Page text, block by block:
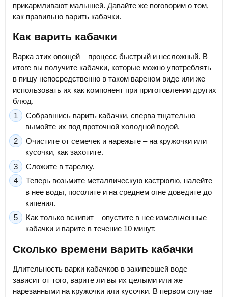
прикармливают малышей. Давайте же поговорим о том,
как правильно варить кабачки.
Как варить кабачки
Варка этих овощей – процесс быстрый и несложный. В
итоге вы получите кабачки, которые можно употреблять
в пищу непосредственно в таком вареном виде или же
использовать их как компонент при приготовлении других
блюд.
Собравшись варить кабачки, сперва тщательно
вымойте их под проточной холодной водой.
Очистите от семечек и нарежьте – на кружочки или
кусочки, как захотите.
Сложите в тарелку.
Теперь возьмите металлическую кастрюлю, налейте
в нее воды, посолите и на среднем огне доведите до
кипения.
Как только вскипит – опустите в нее измельченные
кабачки и варите в течение 10 минут.
Сколько времени варить кабачки
Длительность варки кабачков в закипевшей воде
зависит от того, варите ли вы их целыми или же
нарезанными на кружочки или кусочки. В первом случае